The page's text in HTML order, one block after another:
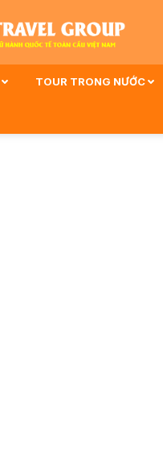
TOUR TRONG NƯỚC